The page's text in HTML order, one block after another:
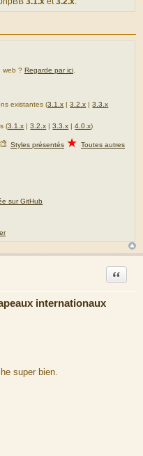
web ? Regarde par ici
existantes (3.1.x |3.2.x |3.3.x
(3.1.x |3.2.x |3.3.x |4.0.x)
Styles présentés ★ Toutes autres
sur GitHub
internationaux
Citation
super bien.